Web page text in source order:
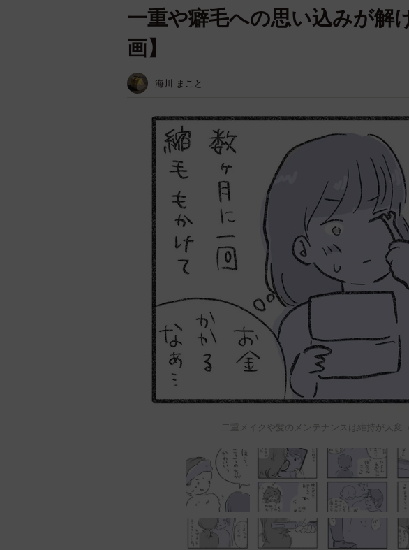
一重や癖毛への思い込みが解
画】
海川 まこと
二重メイクや髪のメンテナンスは維持が大変